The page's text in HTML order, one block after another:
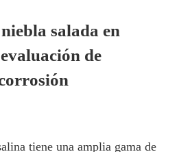
salada en
de
tiene una amplia gama de